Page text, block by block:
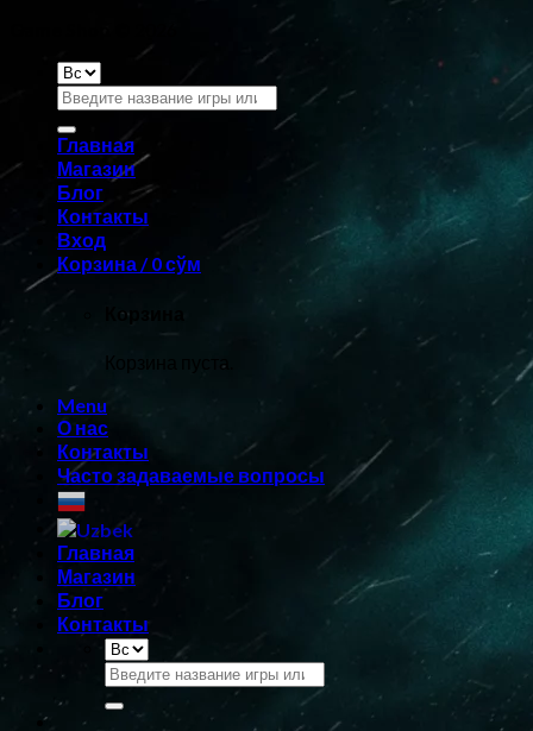
Искать:
Главная
Магазин
Блог
Контакты
Вход
Корзина /0сўм
Корзина
Корзина пуста.
Menu
О нас
Контакты
Часто задаваемые вопросы
Главная
Магазин
Блог
Контакты
Искать: